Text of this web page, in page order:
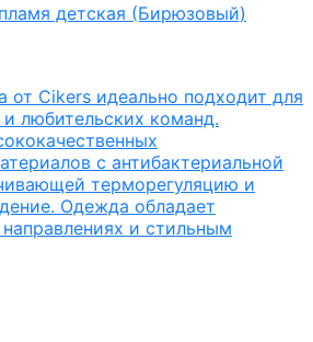
детская (Бирюзовый)
от Cikers идеально подходит для
любительских команд.
с антибактериальной
терморегуляцию и
Одежда обладает
и стильным